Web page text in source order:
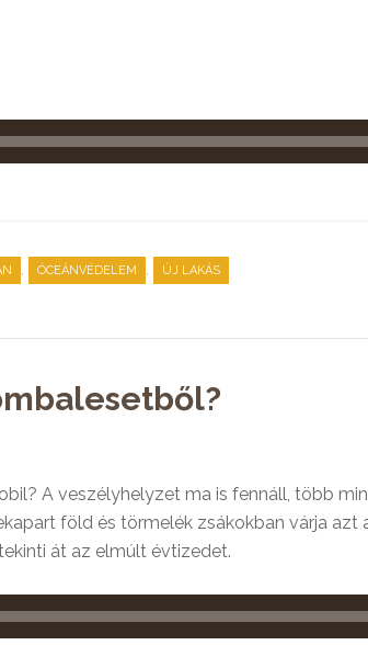
, ÓCEÁNVÉDELEM , ÚJ LAKÁS
A veszélyhelyzet ma is fennáll, több
föld és törmelék zsákokban várja
át az elmúlt évtizedet.